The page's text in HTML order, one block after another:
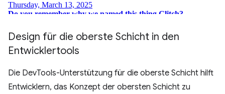
Design für die oberste Schicht in den
Entwicklertools
Die DevTools-Unterstützung für die oberste Schicht hilft
Entwicklern, das Konzept der obersten Schicht zu